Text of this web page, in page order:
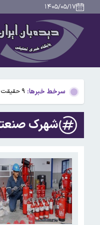
۱۴۰۵/۰۵/۱۷
سرخط خبرها:
سوختی
آمریکا ۵ فرد و ۱۳ شرکت و صرافی را تحریم کرد+اسامی
آمریکا
۹ حقیقت درباره داریوش هخامنشی که شاید نمی‌دانستید
بیفوما
آمریکا ۵ فرد و ۱۳ شرکت و صرافی را تحریم کرد+اسامی
آمریکا
شهرک